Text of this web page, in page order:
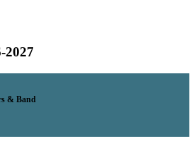
2027
& Band